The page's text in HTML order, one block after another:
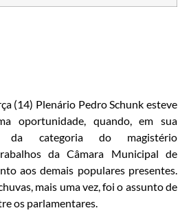
(14) Plenário Pedro Schunk esteve
oportunidade, quando, em sua
da categoria do magistério
da Câmara Municipal de
aos demais populares presentes.
mais uma vez, foi o assunto de
os parlamentares.